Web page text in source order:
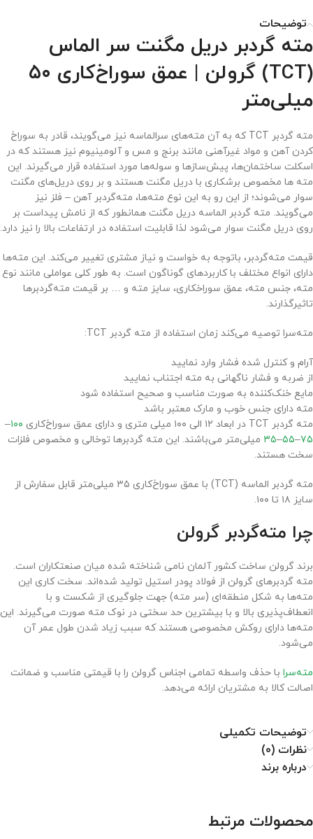
توضیحات
مته گردبر دریل مگنت سر الماس
(TCT) گرولن | عمق سوراخ‌کاری ۵۰
میلی‌متر
مته گردبر TCT که به آن مته‌های سرالماسه نیز می‌گویند، قادر به سوراخ
کردن آهن و مواد غیرآهنی مانند برنج و مس و آلومینیوم نیز هستند که در
اسکلت ساختمان‌ها، پیش‌سازها و سوله‌ها مورد استفاده قرار می‌گیرند. این
مته ها مخصوص برشکاری با دریل مگنت هستند و بر روی دریل‌های مگنت
سوار می‌شوند؛ از این رو به این نوع مته‌ها، مته‌گردبر آهن – فلز نیز
می‌گویند. مته گردبر الماسه دریل مگنت همانطور که از نامش پیداست بر
روی دریل مگنت سوار می‌شود لذا قابلیت استفاده در ارتفاعات بالا را نیز دارد.
قیمت مته‌گردبر، باتوجه به خواست و نیاز مشتری تغییر می‌کند. این مته‌ها
دارای انواع مختلف با کاربردهای گوناگون است. به طور کلی عواملی مانند نوع
مته، جنس مته، عمق سوراخکاری، سایز مته و … بر قیمت مته‌گردبرها
تاثیرگذارند.
مته‌سرا توصیه می‌کند زمان استفاده از مته گردبر TCT:
آرام و کنترل شده فشار وارد نمایید
از ضربه و فشار ناگهانی به مته اجتناب نمایید
مایع خنک‌کننده به صورت مناسب و صحیح استفاده شود
مته دارای جنس خوب و مارک معتبر باشد
مته گردبر TCT در ابعاد ۱۲ الی ۱۰۰ میلی متری و دارای عمق سوراخ‌کاری
۱۰۰–
۷۵–۵۵–۳۵ میلی‌متر می‌باشند. این مته گردبرها توخالی و مخصوص فلزات
سخت هستند.
مته گردبر الماسه (TCT) با عمق سوراخ‌کاری ۳۵ میلی‌متر قابل سفارش از
سایز ۱۸ تا ۱۰۰.
چرا مته‌گردبر گرولن
برند گرولن ساخت کشور آلمان نامی شناخته شده میان صنعتکاران است.
مته گردبرهای گرولن از فولاد پودر استیل تولید شده‌اند. سخت کاری این
مته‌ها به شکل منطقه‌ای (سر مته) جهت جلوگیری از شکست و با
انعطاف‌پذیری بالا و با بیشترین حد سختی در نوک مته صورت می‌گیرند. این
مته‌ها دارای روکش مخصوصی هستند که سبب زیاد شدن طول عمر آن
می‌شود.
مته‌سرا با حذف واسطه تمامی اجناس گرولن را با قیمتی مناسب و ضمانت
اصالت کالا به مشتریان ارائه می‌دهد.
توضیحات تکمیلی
نظرات (0)
درباره برند
محصولات مرتبط